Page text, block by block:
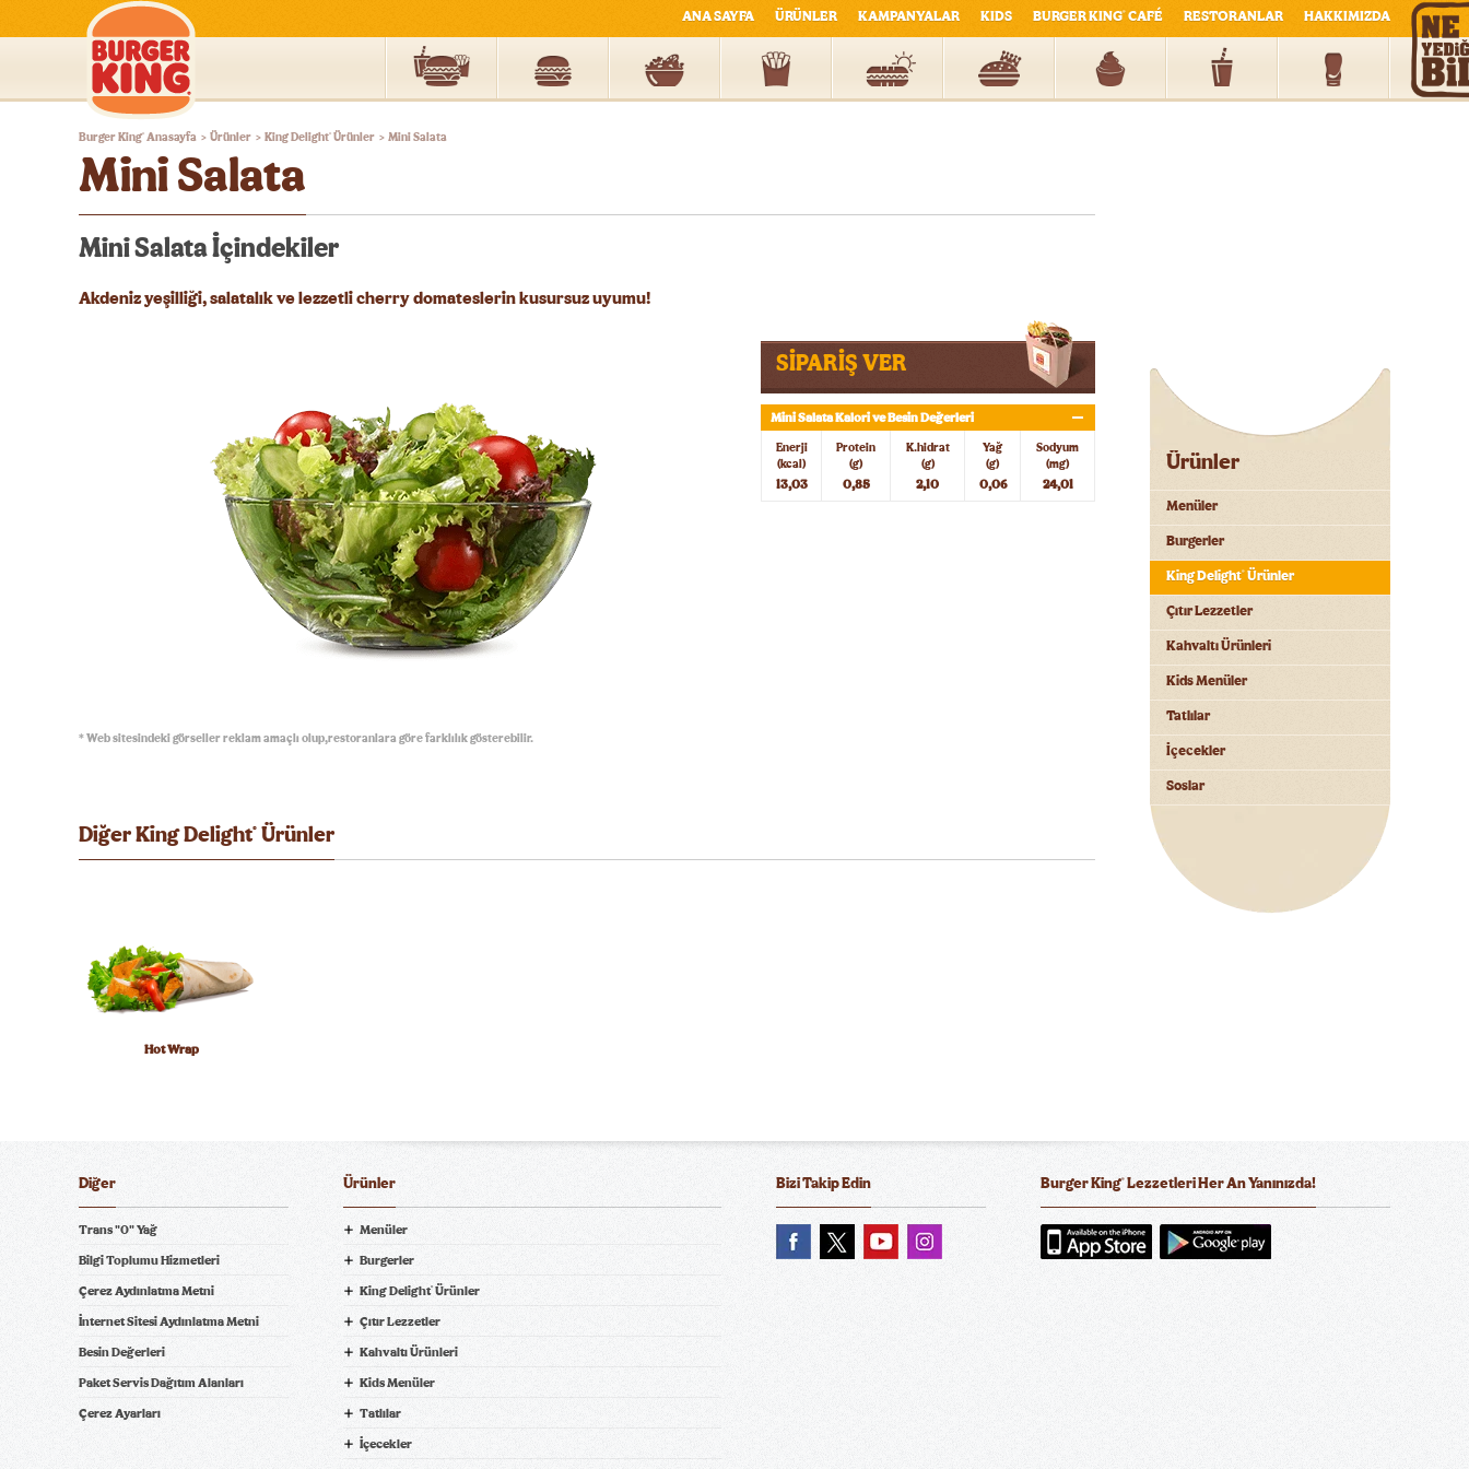
Burger
Türkiye
ANA SAYFA ÜRÜNLER KAMPANYALAR KIDS BURGER KING® CAFÉ RESTORANLAR HAKKIMIZDA
Burger King® Anasayfa > Ürünler > King Delight® Ürünler > Mini Salata
Mini Salata
Mini Salata İçindekiler
Akdeniz yeşilliği, salatalık ve lezzetli cherry domateslerin kusursuz uyumu!
* Web sitesindeki görseller reklam amaçlı olup,restoranlara göre farklılık gösterebilir.
SİPARİŞ VER
Mini Salata Kalori ve Besin Değerleri
Enerji
(kcal)
13,03
Protein
(g)
0,85
K.hidrat
(g)
2,10
Yağ
(g)
0,06
Sodyum
(mg)
24,01
Diğer King Delight® Ürünler
Hot Wrap
Ürünler
Menüler
Burgerler
King Delight® Ürünler
Çıtır Lezzetler
Kahvaltı Ürünleri
Kids Menüler
Tatlılar
İçecekler
Soslar
Burger King® Lezzetleri Her An Yanınızda!
Ver! tiklagelsin.com
Bizi Takip Edin
Ürünler
Menüler
Burgerler
King Delight® Ürünler
Çıtır Lezzetler
Kahvaltı Ürünleri
Kids Menüler
Tatlılar
İçecekler
Diğer
Trans "0" Yağ
Bilgi Toplumu Hizmetleri
Çerez Aydınlatma Metni
İnternet Sitesi Aydınlatma Metni
Besin Değerleri
Paket Servis Dağıtım Alanları
Çerez Ayarları